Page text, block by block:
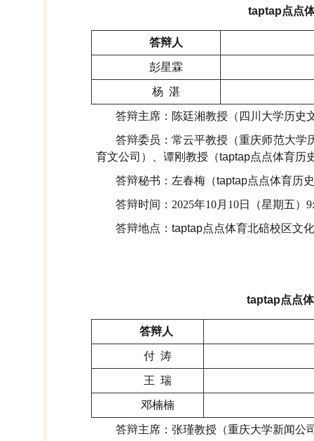
taptap点点
答辩人
彭星霖
杨 湛
答辩主席：陈廷湘教授（四川大学历史
答辩委员：常云平教授（重庆师范大学
育文公司）、 谭刚教授（taptap点点体育历
答辩秘书：左春梅（taptap点点体育历
答辩时间： 2025年10月 10日（星期五）
答辩地点：taptap点点体育北碚校区文
taptap点点
答辩人
付 涛
王 瑞
邓楠楠
答辩主席：张瑾教授（重庆大学新闻公